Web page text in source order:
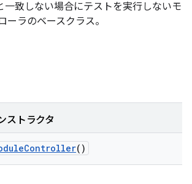
一致しない場合にテストを実行しないモ
ーラのベースクラス。
ストラクタ
Controller()